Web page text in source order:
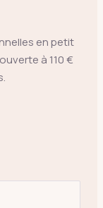
en petit
à 110 €